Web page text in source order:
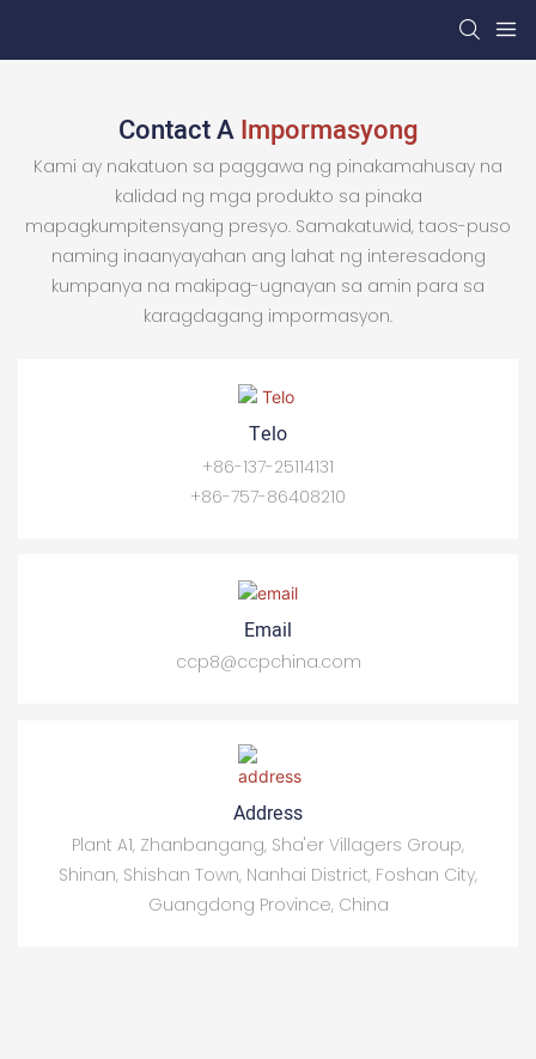
Contact AImpormasyong
Kami ay nakatuon sa paggawa ng pinakamahusay na
kalidad ng mga produkto sa pinaka
mapagkumpitensyang presyo. Samakatuwid, taos-puso
naming inaanyayahan ang lahat ng interesadong
kumpanya na makipag-ugnayan sa amin para sa
karagdagang impormasyon.
Telo
+86-137-25114131
+86-757-86408210
Email
ccp8@ccpchina.com
Address
Plant A1, Zhanbangang, Sha'er Villagers Group,
Shinan, Shishan Town, Nanhai District, Foshan City,
Guangdong Province, China